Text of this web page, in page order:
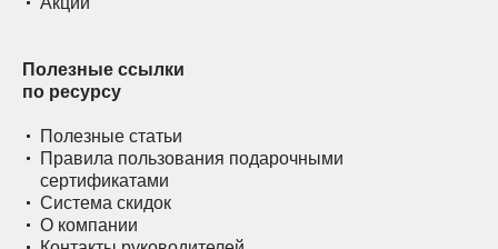
Полезные ссылки
по ресурсу
Полезные статьи
Правила пользования подарочными
сертификатами
Система скидок
О компании